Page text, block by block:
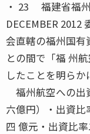
・ 23 福建省福
DECEMBER 2012
会直轄の福州国有
との間で「福 州
したことを明らか
福州航空への出
六億円）・出資
四 億元・出資比